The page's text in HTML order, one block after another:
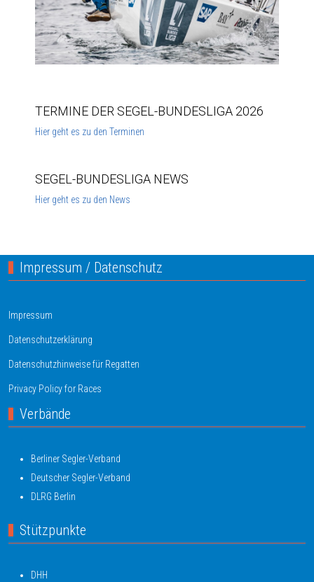
TERMINE DER SEGEL-BUNDESLIGA 2026
Hier geht es zu den Terminen
SEGEL-BUNDESLIGA NEWS
Hier geht es zu den News
Impressum / Datenschutz
Impressum
Datenschutzerklärung
Datenschutzhinweise für Regatten
Privacy Policy for Races
Verbände
Berliner Segler-Verband
Deutscher Segler-Verband
DLRG Berlin
Stützpunkte
DHH